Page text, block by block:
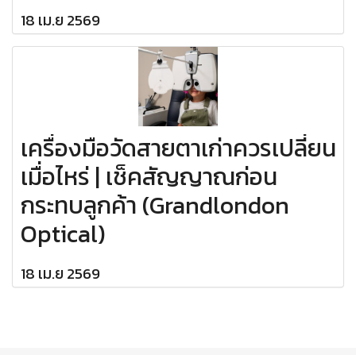
18 เม.ย 2569
เครื่องมือวัดสายตาเก่าควรเปลี่ยน
เมื่อไหร่ | เช็คสัญญาณก่อน
กระทบลูกค้า (Grandlondon
Optical)
18 เม.ย 2569